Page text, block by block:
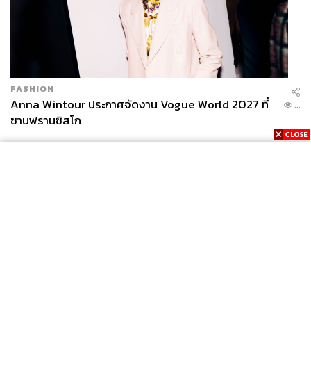
ABOUT THE AUTHOR
ณัฐพงศ์ ดวงแก้ว
อดีตนักศึกษาสาขาวิชาประวัติศาสตร์ คณะ
ศิลปศาสตร์ มหาวิทยาลัยธรรมศาสตร์ ผู้เขียน
วิทยานิพนธ์เรื่อง การศึกษากระแส “ครูบาคติ
ใหม่” ในภาคเหนือของไทย ชื่นชอบและเป็นติ่ง
FASHION
Anna Wintour ประกาศจัดงาน Vogue World 2027 ที่
ซานฟรานซิสโก
...